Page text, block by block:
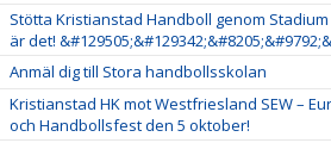
Stötta Kristianstad Handboll genom
är det!
Anmäl dig till Stora handbollsskolan
Kristianstad HK mot Westfriesland SEW –
och Handbollsfest den 5 oktober!